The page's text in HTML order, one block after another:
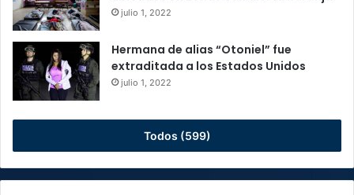
julio 1, 2022
Hermana de alias “Otoniel” fue
extraditada a los Estados Unidos
julio 1, 2022
Todos (599)